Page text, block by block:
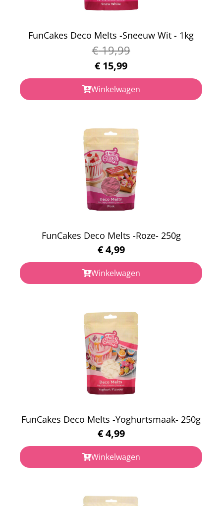
FunCakes Deco Melts -Sneeuw Wit - 1kg
€19,99
€ 15,99
Winkelwagen
FunCakes Deco Melts -Roze- 250g
€4,99
Winkelwagen
FunCakes Deco Melts -Yoghurtsmaak- 250g
€4,99
Winkelwagen